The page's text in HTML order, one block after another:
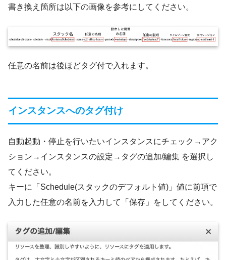
書き換え箇所は以下の画像を参考にしてください。
任意の名前は後ほどタグ付で入れます。
インスタンスへのタグ付け
自動起動・停止を行いたいインスタンスにチェック→アク
ション→インスタンスの設定→タグの追加/編集 を選択し
てください。
キーに「Schedule(スタックのデフォルト値)」値に前項で
入力した任意の名前を入力して「保存」をしてください。